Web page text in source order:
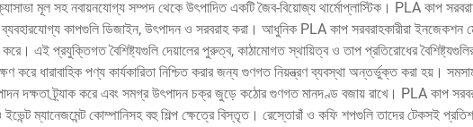
মূল সহ নবায়নযোগ্য সম্পদ থেকে উৎপাদিত একটি জৈব-বিয়োজ্য থার্মোপ্লাস্টিক। PLA কাপ
কাপগুলি ডিজাইন, উৎপাদন ও সরবরাহ করা। আধুনিক PLA কাপ সরবরাহকারীরা ইনজেকশন
এই প্রযুক্তিগত বৈশিষ্ট্যগুলি দেয়ালের পুরুত্ব, কাঠামোগত স্থায়িত্ব ও তাপ প্রতিরোধের
করে ধারাবাহিক পণ্য কার্যকারিতা নিশ্চিত করার জন্য গুণগত নিয়ন্ত্রণ ব্যবস্থা অন্তর্ভুক্ত করা হয়।
দক্ষতা ট্র্যাক করে এবং সমগ্র উৎপাদন চক্র জুড়ে কঠোর গুণগত মানদণ্ড বজায় রাখে। PLA কাপ
ও ইভেন্ট ম্যানেজমেন্ট কোম্পানিসহ বহু শিল্প ক্ষেত্রে বিস্তৃত। রেস্তোরাঁ ও কফি শপগুলি তাদের টেকসই